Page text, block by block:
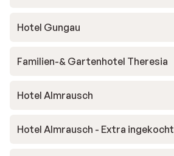
Hotel Gungau
Familien-& Gartenhotel Theresia
Hotel Almrausch
Hotel Almrausch - Extra ingekocht